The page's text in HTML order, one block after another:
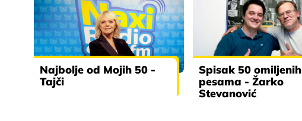
Najbolje od Mojih 50 -
Tajči
Spisak 50 omiljenih
pesama - Žarko
Stevanović